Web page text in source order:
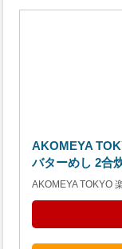
AKOMEYA
バターめし 2合
AKOMEYA TOKYO